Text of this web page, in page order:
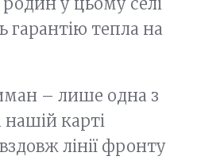
гарантію тепла на
– лише одна з
нашій карті
лінії фронту